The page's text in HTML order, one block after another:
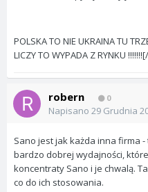
POLSKA TO NIE UKRAINA TU
LICZY TO WYPADA Z RYNKU
robern 0
Napisano 29 Grudnia
Sano jest jak każda inna firma
bardzo dobrej wydajności,
koncentraty Sano i je chwalą.
co do ich stosowania.